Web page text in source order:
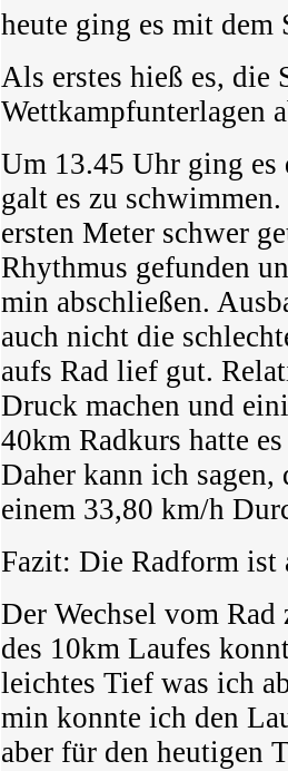
heute ging es mit
Als erstes hieß es, die
Wettkampfunterlagen
Um 13.45 Uhr ging es
galt es zu
ersten Meter schwer
Rhythmus gefunden
min abschließen.
auch nicht die
aufs Rad lief gut.
Druck machen und
40km Radkurs hatte
Daher kann ich
einem 33,80 km/h
Fazit: Die Radform ist
Der Wechsel vom
des 10km Laufes
leichtes Tief was ich
min konnte ich den
aber für den heutigen